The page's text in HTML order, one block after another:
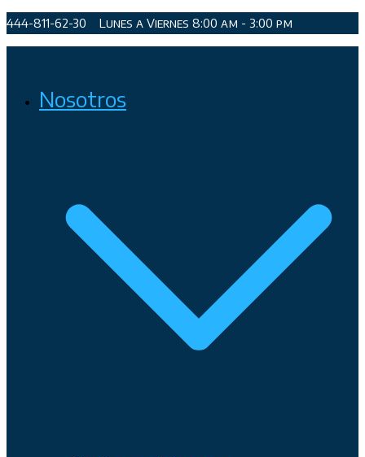
Saltar
al
444-811-62-30 Lunes a Viernes 8:00 am - 3:00 pm
Organismo Operador de Agua Potable, Alcantarillado y
Saneamiento de San Luis Potosí, Soledad de Graciano Sánchez
Nosotros